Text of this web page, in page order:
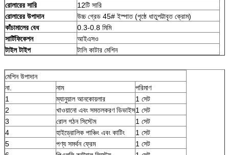
রোলারের সারি
12টি সারি
রোলারের উপাদান
উচ্চ গ্রেড 45# ইস্পাত (পৃষ্ঠে ধাতুপট্টাবৃত ক্রোম)
কাঁচামালের বেধ
0.3-0.8 মিমি
সার্টিফিকেশন
আইএসও
টাইল টাইপ
টালি কাটার মেশিন
মেশিন উপাদান
না.
নাম
পরিমাণ
1
ম্যানুয়াল আনকোয়লার
1 সেট
2
খাওয়ানো এবং সমতলকরণ ডিভাইস1 সেট
3
রোল গঠন সিস্টেম
1 সেট
4
হাইড্রোলিক পাঞ্চিং এবং কাটিং
1 সেট
5
পণ্য সমর্থন ফ্রেম
1 সেট